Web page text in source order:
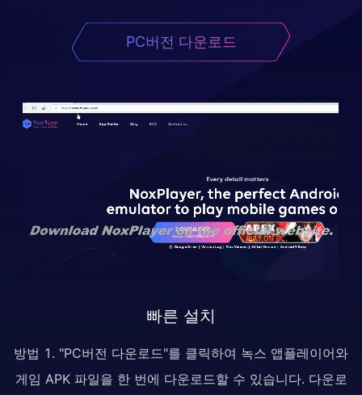
PC버전 다운로드
빠른 설치
방법 1. "PC버전 다운로드"를 클릭하여 녹스 앱플레이어와
게임 APK 파일을 한 번에 다운로드할 수 있습니다. 다운로